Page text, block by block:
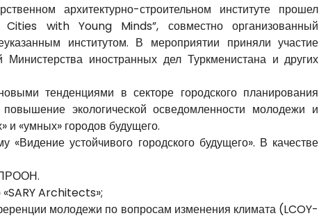
архитектурно-строительном институте прошел
with Young Minds”, совместно организованный
институтом. В мероприятии приняли участие
иностранных дел Туркменистана и других
тенденциями в секторе городского планирования
экологической осведомленности молодежи и
и «умных» городов будущего.
устойчивого городского будущего». В качестве
Architects»;
молодежи по вопросам изменения климата (LCOY-